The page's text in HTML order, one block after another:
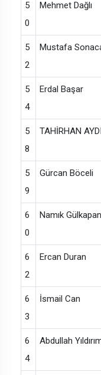
5
0
Mehmet Dağlı
5
2
Mustafa
5
4
Erdal Başar
5
8
TAHİRHAN
5
9
Gürcan Böceli
6
0
Namık Gülkapan
6
2
Ercan Duran
6
3
İsmail Can
6
4
Abdullah